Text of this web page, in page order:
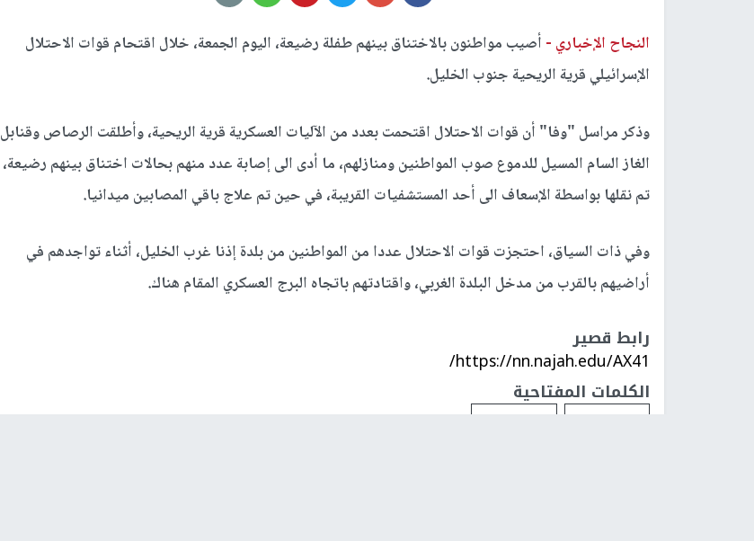
النجاح الإخباري - أصيب مواطنون بالاختناق بينهم طفلة رضيعة، اليوم الجمعة، خلال اقتحام قوات الاحتلال
الإسرائيلي قرية الريحية جنوب الخليل.
وذكر مراسل "وفا" أن قوات الاحتلال اقتحمت بعدد من الآليات العسكرية قرية الريحية، وأطلقت الرصاص وقنابل
الغاز السام المسيل للدموع صوب المواطنين ومنازلهم، ما أدى الى إصابة عدد منهم بحالات اختناق بينهم رضيعة،
تم نقلها بواسطة الإسعاف الى أحد المستشفيات القريبة، في حين تم علاج باقي المصابين ميدانيا.
وفي ذات السياق، احتجزت قوات الاحتلال عددا من المواطنين من بلدة إذنا غرب الخليل، أثناء تواجدهم في
أراضيهم بالقرب من مدخل البلدة الغربي، واقتادتهم باتجاه البرج العسكري المقام هناك.
رابط قصير
https://nn.najah.edu/AX41/
الكلمات المفتاحية